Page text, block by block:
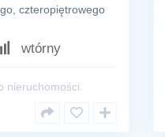
czteropiętrowego
wtórny
nieruchomości